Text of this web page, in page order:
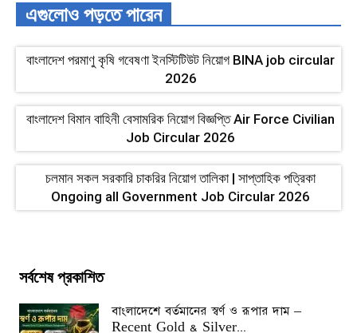
এগুলোও পড়তে পারেন
বাংলাদেশ পরমাণু কৃষি গবেষণা ইনস্টিটিউট নিয়োগ BINA job circular
2026
বাংলাদেশ বিমান বাহিনী বেসামরিক নিয়োগ বিজ্ঞপ্তি Air Force Civilian
Job Circular 2026
চলমান সকল সরকারি চাকরির নিয়োগ তালিকা | সাপ্তাহিক পত্রিকা
Ongoing all Government Job Circular 2026
সর্বশেষ প্রকাশিত
বাংলাদেশে বর্তমানের স্বর্ণ ও রূপার দাম –
Recent Gold & Silver...